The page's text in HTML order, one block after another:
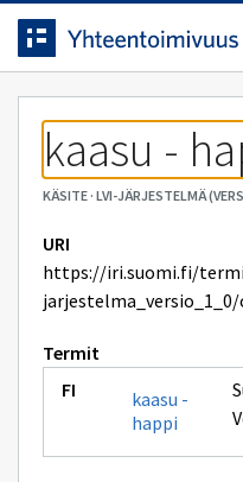
Siirrytty
sivulle
Siirry suoraan sisältöön.
kaasu -
KÄSITE· LVI-JÄRJESTELMÄ
URI
https://iri.suomi.fi/
Termit
kaasu -
happi